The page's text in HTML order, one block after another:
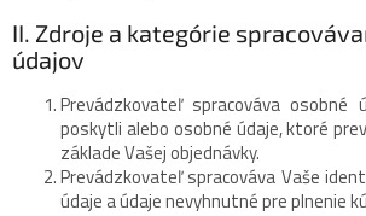
II. Zdroje a kategórie
údajov
Prevádzkovateľ spracováva
poskytli alebo osobné údaje, ktoré
základe Vašej objednávky.
Prevádzkovateľ spracováva Vaše
údaje a údaje nevyhnutné pre plnenie